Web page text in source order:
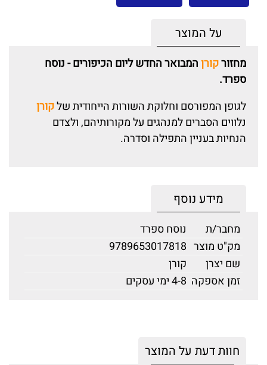
על המוצר
מחזורקורןהמבואר החדש ליום הכיפורים - נוסח
ספרד.
לגופן המפורסם וחלוקת השורות הייחודית שלקורן
נלווים הסברים למנהגים על מקורותיהם, ולצדם
הנחיות בעניין התפילה וסדרה.
מידע נוסף
מחבר/ת
נוסח ספרד
מק"ט מוצר 9789653017818
שם יצרן
קורן
זמן אספקה 4-8 ימי עסקים
חוות דעת על המוצר